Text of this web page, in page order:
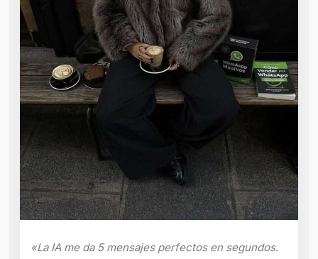
«La IA me da 5 mensajes perfectos en segundos.